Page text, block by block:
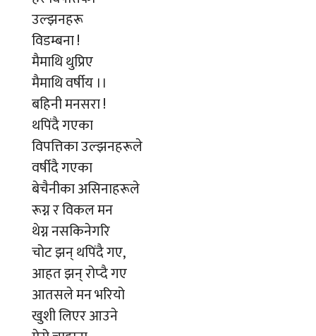
उल्झनहरू
विडम्बना !
मैमाथि थुप्रिए
मैमाथि वर्षीय ।।
बहिनी मनसरा !
थपिंदै गएका
विपत्तिका उल्झनहरूले
वर्षीदै गएका
बेचैनीका असिनाहरूले
रूग्न र विकल मन
थेग्न नसकिनेगरि
चोट झन् थपिंदै गए,
आहत झन् रोप्दै गए
आतसले मन भरियो
खुशी लिएर आउने